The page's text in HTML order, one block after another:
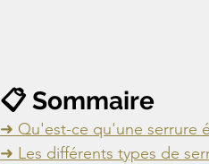
📋 Sommaire
➜ Qu'est-ce qu'une serrure
➜ Les différents types de